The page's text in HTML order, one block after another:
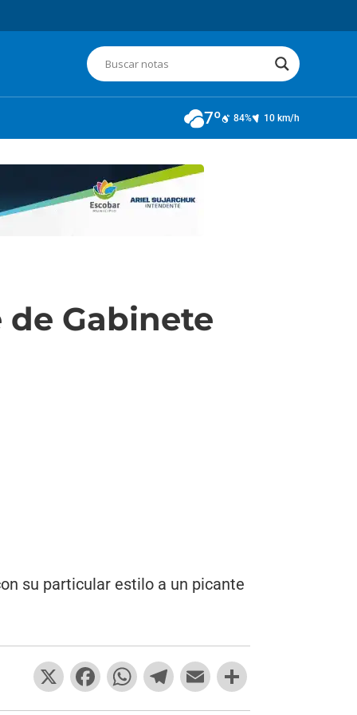
7º 84% 10 km/h
Gabinete
su particular estilo a un picante
X
F
a
W
h
T
el
E
m o